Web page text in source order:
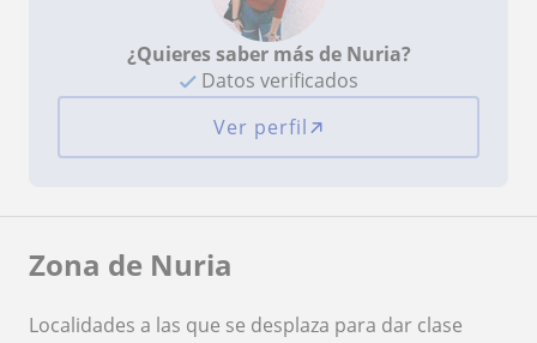
¿Quieres saber más de Nuria?
Datos verificados
Ver perfil
Zona de Nuria
Localidades a las que se desplaza para dar clase